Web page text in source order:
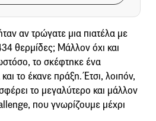
αν τρώγατε μια πιατέλα με
θερμίδες; Μάλλον όχι και
το σκέφτηκε ένα
το έκανε πράξη. Έτσι, λοιπόν,
το μεγαλύτερο και μάλλον
που γνωρίζουμε μέχρι